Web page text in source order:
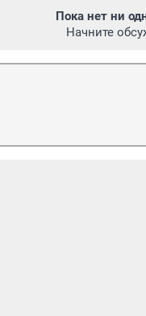
Пока нет ни
Начните